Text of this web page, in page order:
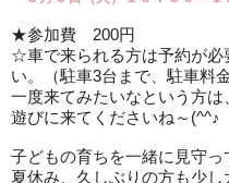
★参加費 200円
☆車で来られる方は予約が必
い。（駐車3台まで、駐車料
一度来てみたいなという方は
遊びに来てくださいね～ (^^♪
子どもの育ちを一緒に見守っ
夏休み、久しぶりの方も少